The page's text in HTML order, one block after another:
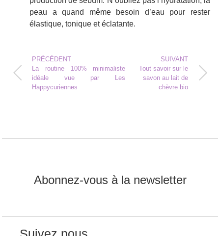
peau a quand même besoin d’eau pour rester
élastique, tonique et éclatante.
PRÉCÉDENT
La routine 100% minimaliste
idéale vue par Les
Happycuriennes
SUIVANT
Tout savoir sur le
savon au lait de
chèvre bio
Abonnez-vous à la newsletter